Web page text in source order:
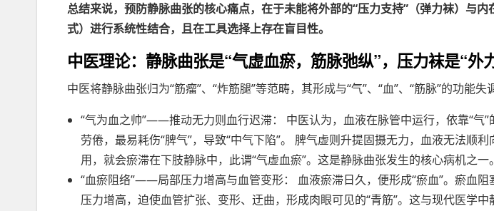
总结来说，预防静脉曲张的核心痛点，在于未能将外部的“压力支持”（弹力袜）与内
式）进行系统性结合，且在工具选择上存在盲目性。
中医理论：静脉曲张是“气虚血瘀，筋脉弛纵”，压力袜是“外
中医将静脉曲张归为“筋瘤”、“炸筋腿”等范畴，其形成与“气”、“血”、“筋脉”的功能失
“气为血之帅”——推动无力则血行迟滞： 中医认为，血液在脉管中运行，依靠“气
劳倦，最易耗伤“脾气”，导致“中气下陷”。 脾气虚则升提固摄无力，血液无法顺
用，就会瘀滞在下肢静脉中，此谓“气虚血瘀”。这是静脉曲张发生的核心病机之一。
“血瘀阻络”——局部压力增高与血管变形： 血液瘀滞日久，便形成“瘀血”。瘀血阻
压力增高，迫使血管扩张、变形、迂曲，形成肉眼可见的“青筋”。这与现代医学